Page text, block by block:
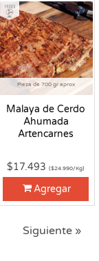
Pieza de 700 gr aprox
Malaya de Cerdo
Ahumada
Artencarnes
Fresco
$17.493($24.990/Kg)
Agregar
Siguiente »